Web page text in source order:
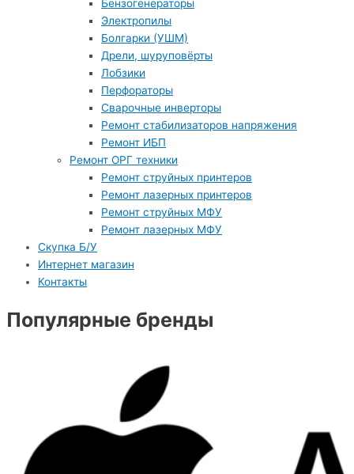
Бензогенераторы
Электропилы
Болгарки (УШМ)
Дрели, шуруповёрты
Лобзики
Перфораторы
Сварочные инверторы
Ремонт стабилизаторов напряжения
Ремонт ИБП
Ремонт ОРГ техники
Ремонт струйных принтеров
Ремонт лазерных принтеров
Ремонт струйных МФУ
Ремонт лазерных МФУ
Скупка Б/У
Интернет магазин
Контакты
Популярные бренды